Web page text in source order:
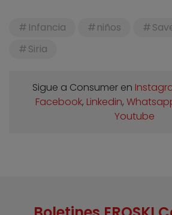
Infancia niños
Siria
Sigue a Consumer en
Facebook, Linkedin,
Youtube